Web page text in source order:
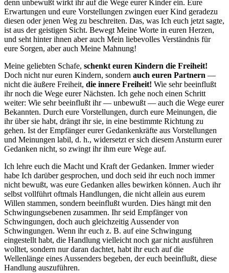
denn unbewußt wirkt ihr auf die Wege eurer Kinder ein. Eure
Erwartungen und eure Vorstellungen zwingen euer Kind geradezu
diesen oder jenen Weg zu beschreiten. Das, was Ich euch jetzt sagte,
ist aus der geistigen Sicht. Bewegt Meine Worte in euren Herzen,
und seht hinter ihnen aber auch Mein liebevolles Verständnis für
eure Sorgen, aber auch Meine Mahnung!
Meine geliebten Schafe, schenkt euren Kindern die Freiheit!
Doch nicht nur euren Kindern, sondern auch euren Partnern —
nicht die äußere Freiheit, die innere Freiheit! Wie sehr beeinflußt
ihr noch die Wege eurer Nächsten. Ich gehe noch einen Schritt
weiter: Wie sehr beeinflußt ihr — unbewußt — auch die Wege eurer
Bekannten. Durch eure Vorstellungen, durch eure Meinungen, die
ihr über sie habt, drängt ihr sie, in eine bestimmte Richtung zu
gehen. Ist der Empfänger eurer Gedankenkräfte aus Vorstellungen
und Meinungen labil, d. h., widersetzt er sich diesem Ansturm eurer
Gedanken nicht, so zwingt ihr ihm eure Wege auf.
Ich lehre euch die Macht und Kraft der Gedanken. Immer wieder
habe Ich darüber gesprochen, und doch seid ihr euch noch immer
nicht bewußt, was eure Gedanken alles bewirken können. Auch ihr
selbst vollführt oftmals Handlungen, die nicht allein aus eurem
Willen stammen, sondern beeinflußt wurden. Dies hängt mit den
Schwingungsebenen zusammen. Ihr seid Empfänger von
Schwingungen, doch auch gleichzeitig Aussender von
Schwingungen. Wenn ihr euch z. B. auf eine Schwingung
eingestellt habt, die Handlung vielleicht noch gar nicht ausführen
wolltet, sondern nur daran dachtet, habt ihr euch auf die
Wellenlänge eines Aussenders begeben, der euch beeinflußt, diese
Handlung auszuführen.